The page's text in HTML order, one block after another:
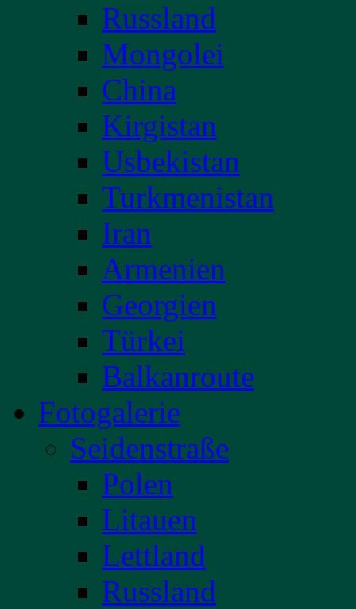
Russland
Mongolei
China
Kirgistan
Usbekistan
Turkmenistan
Iran
Armenien
Georgien
Türkei
Balkanroute
Fotogalerie
Seidenstraße
Polen
Litauen
Lettland
Russland